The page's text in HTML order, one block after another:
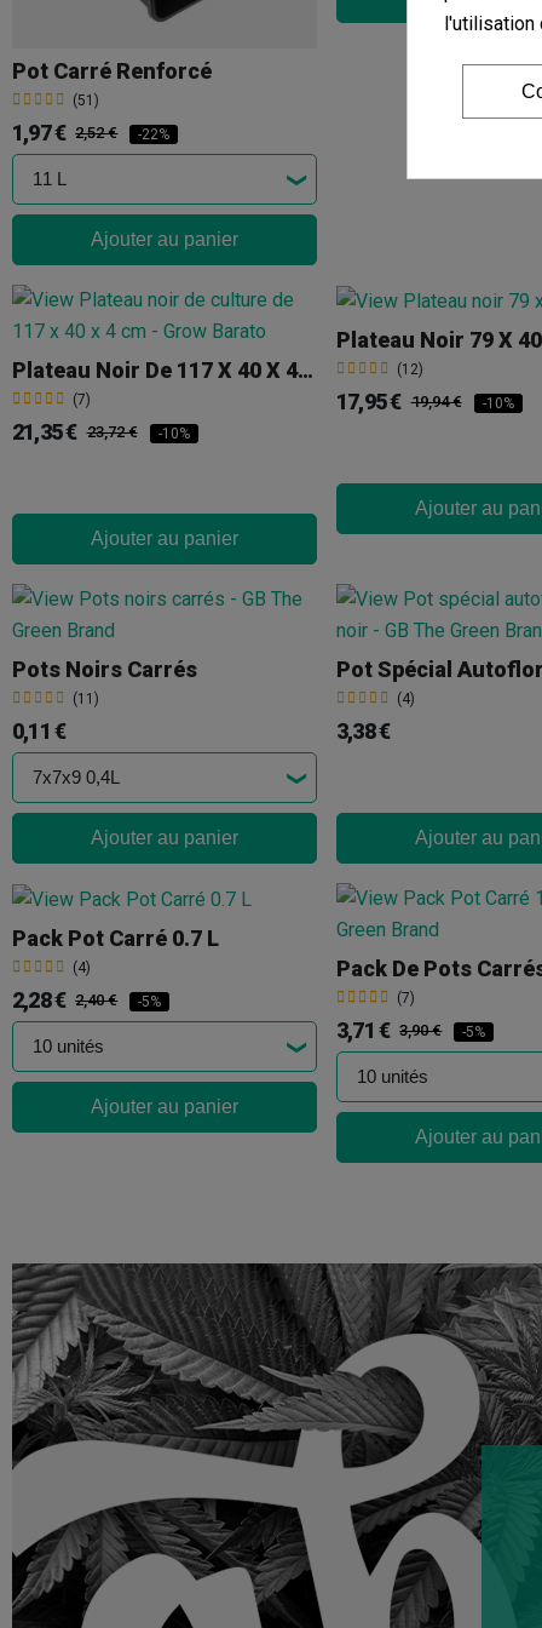
Pot Carré Renforcé
(51)
1,97 € 2,52 € -22%
Ajouter au panier
Plateau Noir De 117 X 40 X 4cm
(7)
21,35 € 23,72 € -10%
Ajouter au panier
Plateau Noir 79 X
(12)
17,95 € 19,94 € -10%
Ajouter au
Pots Noirs Carrés
(11)
0,11 €
Ajouter au panier
(4)
3,38 €
Ajouter au
Pack Pot Carré 0.7 L
(4)
2,28 € 2,40 € -5%
Ajouter au panier
Pack De Pots
(7)
3,71 € 3,90 € -5%
Ajouter au
l'utilisation